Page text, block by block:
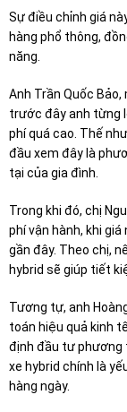
Sự điều chỉnh giá
hàng phổ thông,
năng.
Anh Trần Quốc
trước đây anh từng
phí quá cao. Thế
đầu xem đây là
tại của gia đình.
Trong khi đó, chị
phí vận hành, khi
gần đây. Theo chị,
hybrid sẽ giúp tiết
Tương tự, anh
toán hiệu quả kinh
định đầu tư phương
xe hybrid chính là
hàng ngày.